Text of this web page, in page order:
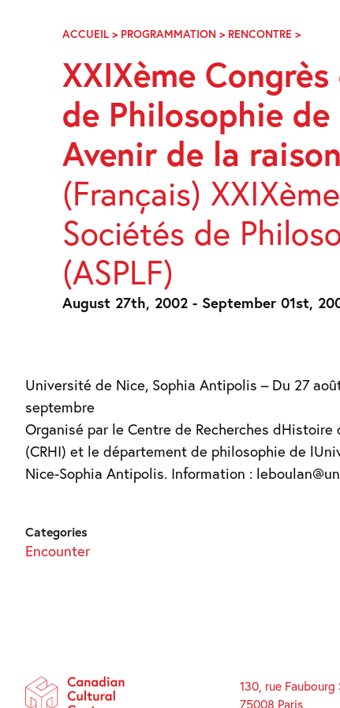
NavigationACCUEIL > PROGRAMMATION > RENCONTRE >AVENIR
LA
DES
XXIXème
de Philosophie de
Avenir de la
(Français)
Sociétés de
(ASPLF)
August 27th, 2002 - September 01st,
Université de Nice, Sophia Antipolis – Du 27
septembre
Organisé par le Centre de Recherches dHistoire
(CRHI) et le département de philosophie de lUniversité de
Nice-Sophia Antipolis. Information :
Categories
Encounter
130, rue
75008 Paris